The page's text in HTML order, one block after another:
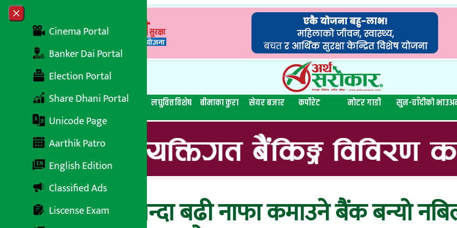
Skip to content
Close menu
Cinema Portal
Banker Dai Portal
Election Portal
Share Dhani Portal
Unicode Page
Aarthik Patro
English Edition
Classified Ads
Liscense Exam
सबै समाचार बेथिति मुर्दाबाद बैंकिङ विशेष लघुवित्त विशेष बीमाका कुरा सेयर बजार कर्पोरेट मोटर गाडी सुन-चाँदीको भाउ
७ महिनामा सबैभन्दा बढी नाफा कमाउने बैंक बन्यो